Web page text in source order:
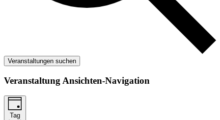
Veranstaltungen suchen
Veranstaltung Ansichten-Navigation
Tag